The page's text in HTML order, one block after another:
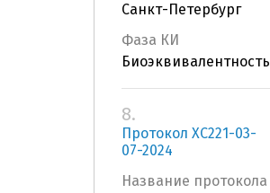
Санкт-Петербург
Фаза КИ
Биоэквивалентность
8.
Протокол XC221-03-
07-2024
Название протокола